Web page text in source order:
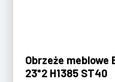
Obrzeże meblowe
23*2 H1385 ST40